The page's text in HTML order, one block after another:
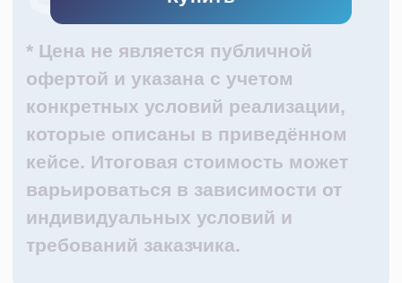
индивидуальных условий и
Компания-заказчик специализируется на
продаже и монтаже специализированного
электротехнического оборудования, а также
предоставляет услуги по разработке проектных
документов.